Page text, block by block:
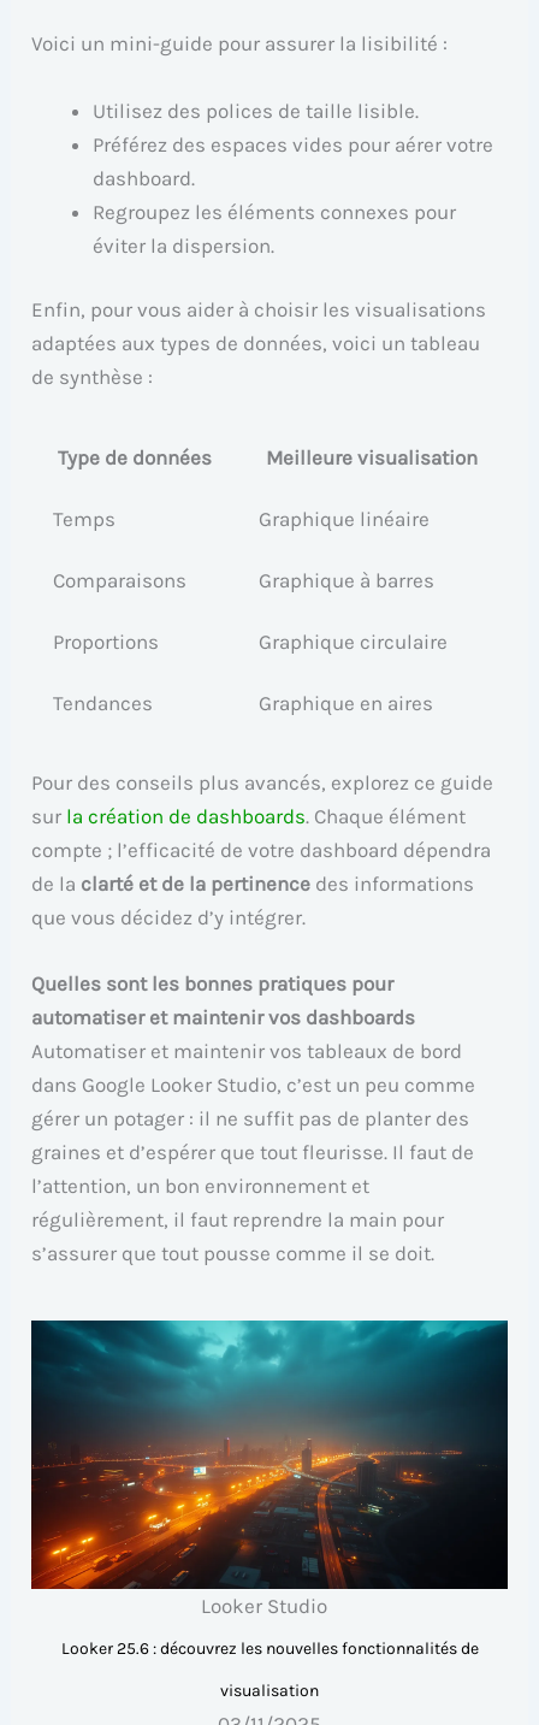
Voici un mini-guide pour assurer la lisibilité :
Utilisez des polices de taille lisible.
Préférez des espaces vides pour aérer votre
dashboard.
Regroupez les éléments connexes pour
éviter la dispersion.
Enfin, pour vous aider à choisir les visualisations
adaptées aux types de données, voici un tableau
de synthèse :
Type de données Meilleure visualisation
Temps Graphique linéaire
Comparaisons Graphique à barres
Proportions Graphique circulaire
Tendances Graphique en aires
Pour des conseils plus avancés, explorez ce guide
sur la création de dashboards. Chaque élément
compte ; l’efficacité de votre dashboard dépendra
de la clarté et de la pertinence des informations
que vous décidez d’y intégrer.
Quelles sont les bonnes pratiques pour
automatiser et maintenir vos dashboards
Automatiser et maintenir vos tableaux de bord
dans Google Looker Studio, c’est un peu comme
gérer un potager : il ne suffit pas de planter des
graines et d’espérer que tout fleurisse. Il faut de
l’attention, un bon environnement et
régulièrement, il faut reprendre la main pour
s’assurer que tout pousse comme il se doit.
Looker Studio
Looker 25.6 : découvrez les nouvelles fonctionnalités de
visualisation